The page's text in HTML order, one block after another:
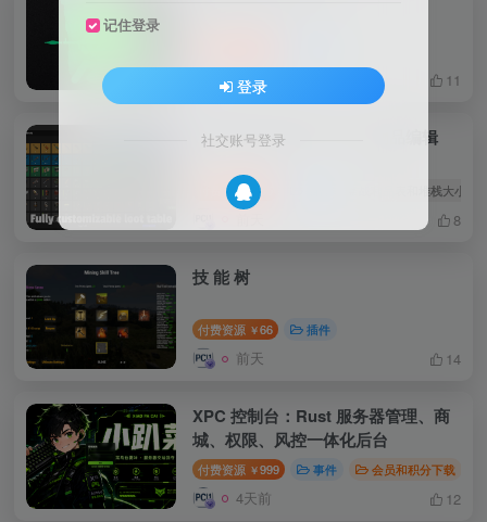
前天 11
战利品表和堆栈大小GUI 物品编辑
付费资源 ￥55 # 战利品表和堆栈大小GUI
8
技 能 树
付费资源 ￥66 插件
前天 14
XPC 控制台：Rust 服务器管理、商
城、权限、风控一体化后台
付费资源 ￥999 事件 会员和积分下载
4天前 12
记住登录
登录
社交账号登录